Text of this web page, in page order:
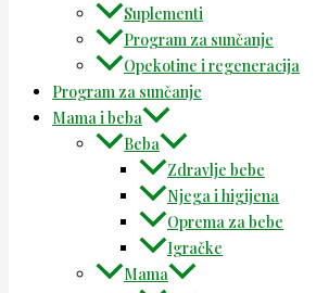
Suplementi
Program za sunčanje
Opekotine i regeneracija
Program za sunčanje
Mama i beba
Beba
Zdravlje bebe
Njega i higijena
Oprema za bebe
Igračke
Mama